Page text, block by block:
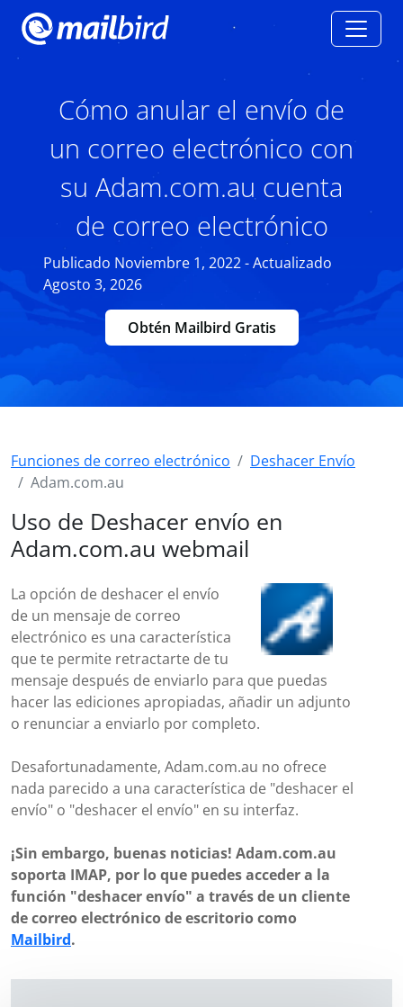
Cómo anular el envío de
un correo electrónico con
su Adam.com.au cuenta
de correo electrónico
Publicado Noviembre 1, 2022 - Actualizado
Agosto 3, 2026
Obtén Mailbird Gratis
Funciones de correo electrónico
Deshacer Envío
Adam.com.au
Uso de Deshacer envío en
Adam.com.au webmail
La opción de deshacer el envío
de un mensaje de correo
electrónico es una característica
que te permite retractarte de tu
mensaje después de enviarlo para que puedas
hacer las ediciones apropiadas, añadir un adjunto
o renunciar a enviarlo por completo.
Desafortunadamente, Adam.com.au no ofrece
nada parecido a una característica de "deshacer el
envío" o "deshacer el envío" en su interfaz.
¡Sin embargo, buenas noticias! Adam.com.au
soporta IMAP, por lo que puedes acceder a la
función "deshacer envío" a través de un cliente
de correo electrónico de escritorio como
Mailbird.